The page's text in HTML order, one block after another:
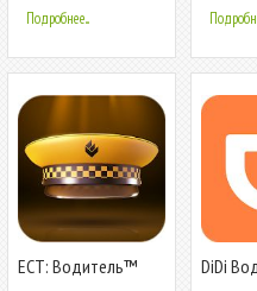
Подробнее...
ЕСТ: Водитель™ DiDi